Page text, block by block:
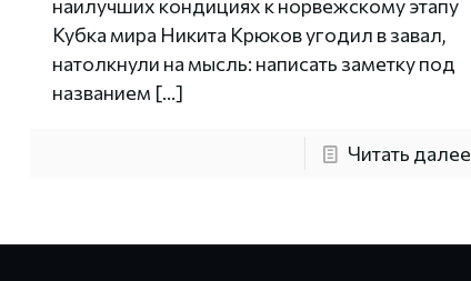
наилучших кондициях к норвежскому этапу
Кубка мира Никита Крюков угодил в завал,
натолкнули на мысль: написать заметку под
названием […]
Читать далее